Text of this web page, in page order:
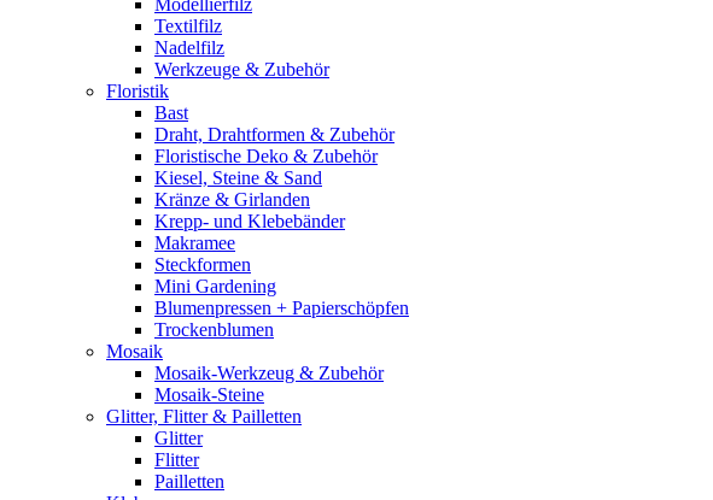
Modellierfilz
Textilfilz
Nadelfilz
Werkzeuge & Zubehör
Floristik
Bast
Draht, Drahtformen & Zubehör
Floristische Deko & Zubehör
Kiesel, Steine & Sand
Kränze & Girlanden
Krepp- und Klebebänder
Makramee
Steckformen
Mini Gardening
Blumenpressen + Papierschöpfen
Trockenblumen
Mosaik
Mosaik-Werkzeug & Zubehör
Mosaik-Steine
Glitter, Flitter & Pailletten
Glitter
Flitter
Pailletten